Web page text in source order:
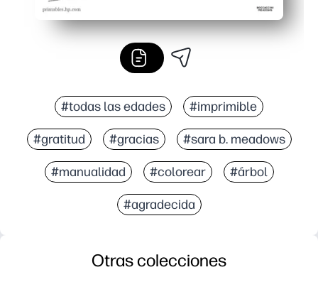
#todas las edades #imprimible
#gratitud #gracias #sara b. meadows
#manualidad #colorear #árbol
#agradecida
Otras colecciones